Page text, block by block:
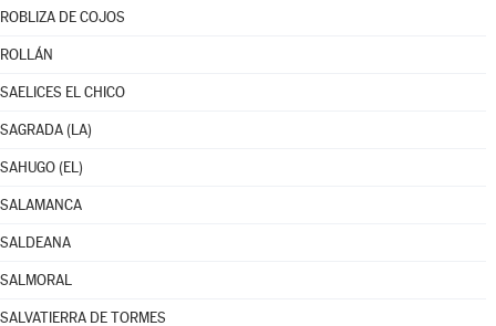
ROBLIZA DE COJOS
ROLLÁN
SAELICES EL CHICO
SAGRADA (LA)
SAHUGO (EL)
SALAMANCA
SALDEANA
SALMORAL
SALVATIERRA DE TORMES